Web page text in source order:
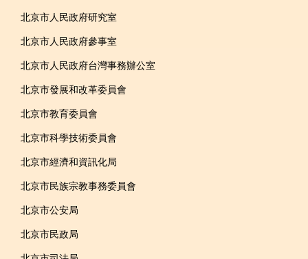
北京市人民政府研究室
北京市人民政府參事室
北京市人民政府台灣事務辦公室
北京市發展和改革委員會
北京市教育委員會
北京市科學技術委員會
北京市經濟和資訊化局
北京市民族宗教事務委員會
北京市公安局
北京市民政局